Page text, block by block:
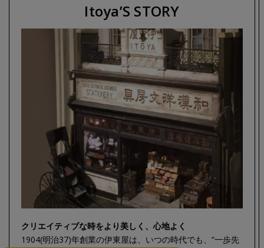
Itoya’S STORY
クリエイティブな時をより美しく、心地よく
1904(明治37)年創業の伊東屋は、いつの時代でも、 “一歩先